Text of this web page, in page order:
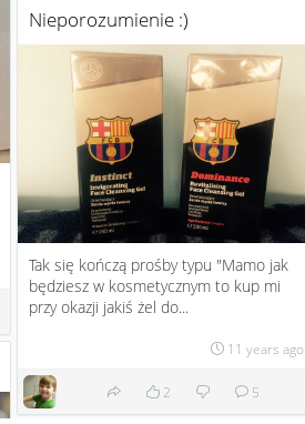
Nieporozumienie :)
Tak się kończą prośby typu "Mamo jak
będziesz w kosmetycznym to kup mi
przy okazji jakiś żel do...
11 years ago
2 5